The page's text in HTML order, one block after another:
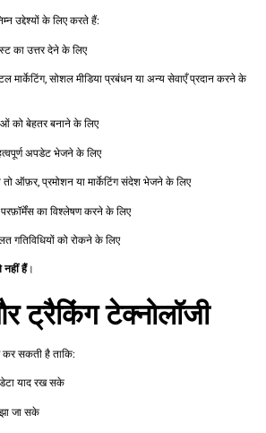
उद्देश्यों के लिए करते हैं:
का उत्तर देने के लिए
मार्केटिंग, सोशल मीडिया प्रबंधन या अन्य सेवाएँ प्रदान करने के
को बेहतर बनाने के लिए
अपडेट भेजने के लिए
तो ऑफ़र, प्रमोशन या मार्केटिंग संदेश भेजने के लिए
का विश्लेषण करने के लिए
गतिविधियों को रोकने के लिए
नहीं हैं।
टेक्नोलॉजी
कर सकती है ताकि:
याद रख सके
जा सके